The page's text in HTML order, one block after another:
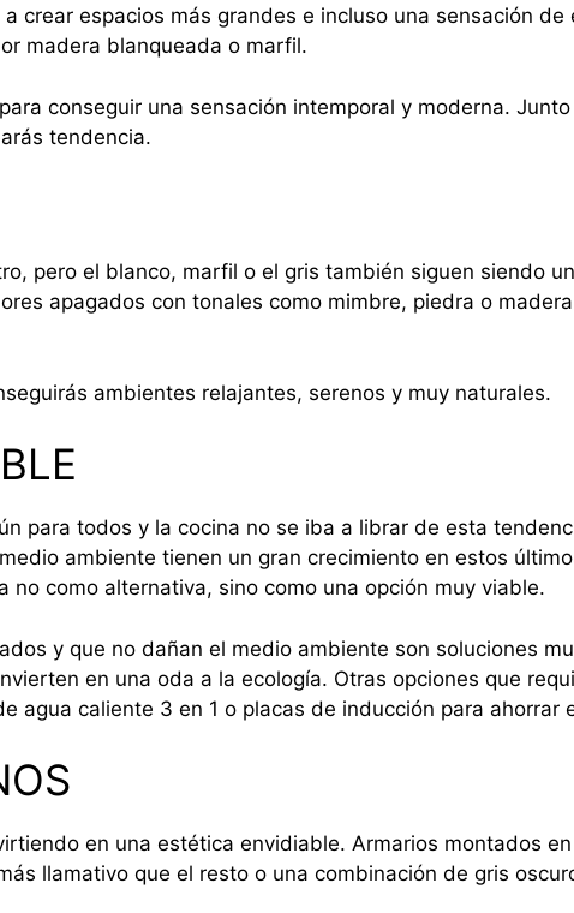
crear espacios más grandes e incluso una sensación de
madera blanqueada o marfil.
conseguir una sensación intemporal y moderna.
tendencia.
pero el blanco, marfil o el gris también siguen siendo
apagados con tonales como mimbre, piedra o
ambientes relajantes, serenos y muy naturales.
para todos y la cocina no se iba a librar de esta
ambiente tienen un gran crecimiento en estos
no como alternativa, sino como una opción muy viable.
y que no dañan el medio ambiente son soluciones
en una oda a la ecología. Otras opciones que
agua caliente 3 en 1 o placas de inducción para ahorrar
en una estética envidiable. Armarios montados
llamativo que el resto o una combinación de gris